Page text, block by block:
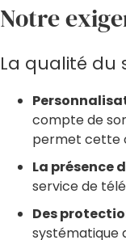
Notre
La qualité du
compte de
permet cette
La présence
service de
Des
systématique